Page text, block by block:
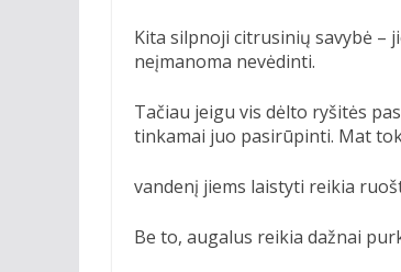
Kita silpnoji citrusinių savybė –
neįmanoma nevėdinti.
Tačiau jeigu vis dėlto ryšitės
tinkamai juo pasirūpinti. Mat
vandenį jiems laistyti reikia
Be to, augalus reikia dažnai